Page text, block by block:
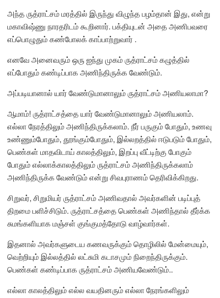
அந்த ருத்ராட்சம் மரத்தில் இருந்து விழுந்த பழம்தான் இது, என்று
மகாவிஷ்ணு நாரதரிடம் கூறினார். பக்தியுடன் அதை அணிபவரை
எப்பொழுதும் கண்போலக் காப்பாற்றுவார் .
எனவே அனைவரும் ஒரு ஐந்து முகம் ருத்ராட்சம் கழுத்தில்
எப்போதும் கண்டிப்பாக அணிந்திருக்க வேண்டும்.
அப்படியானால் யார் வேண்டுமானாலும் ருத்ராட்சம் அணியலாமா?
ஆமாம்! ருத்ராட்சத்தை யார் வேண்டுமானாலும் அணியலாம்.
எல்லா நேரத்திலும் அணிந்திருக்கலாம். நீர் பருகும் போதும், உணவு
உண்ணும்போதும், தூங்கும்போதும், இல்லறத்தில் ஈடுபடும் போதும்,
பெண்கள் மாதவிடாய் காலத்திலும், இறப்பு வீட்டிற்கு போகும்
போதும் எல்லாக்காலத்திலும் ருத்ராட்சம் அணிந்திருக்கலாம்
அணிந்திருக்க வேண்டும் என்று சிவபுராணம் தெரிவிக்கிறது.
சிறுவர், சிறுமியர் ருத்ராட்சம் அணிவதால் அவர்களின் படிப்புத்
திறமை பளிச்சிடும். ருத்ராட்சத்தை பெண்கள் அணிந்தால் தீர்க்க
சுமங்களியாக மஞ்சள் குங்குமத்தோடு வாழ்வார்கள்.
இதனால் அவர்களுடைய கணவருக்கும் தொழிலில் மேன்மையும்,
வெற்றியும் இல்லத்தில் லட்சுமி கடாசமும் நிறைந்திருக்கும்.
பெண்கள் கண்டிப்பாக ருத்ராட்சம் அணியவேண்டும்..
எல்லா காலத்திலும் எல்ல வயதினரும் எல்லா நேரங்களிலும்